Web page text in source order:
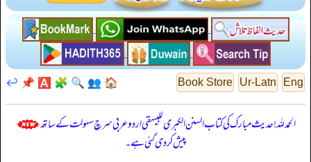
Eng
Ur-Latn
Book Store
🏠
👥
🔍
🧩
🅰️
📌
↩️
الحمدللہ! حدیث مبارک کی کتاب السنن الكبرى للبيهقي اردو عربی سرچ سہولت کے ساتھ
پیش کر دی گئی ہے۔